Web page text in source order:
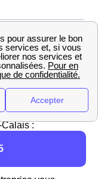
Nord-
:
Nord-
: